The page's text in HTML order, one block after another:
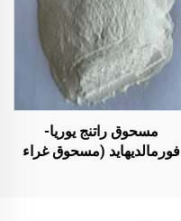
والتطبيقات الناشئة في أنماط
الحياة
مسحوق راتنج يوريا-
فورمالديهايد (مسحوق غراء